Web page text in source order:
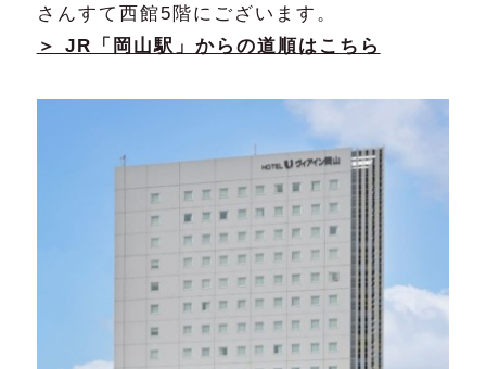
さんすて西館5階にございます。
＞ JR「岡山駅」からの道順はこちら
Member's Page会員ページ
Special offers
Newsお知らせ
よくあるご質問
お問い合わせ
チェック
アウト
12時まで無料延長
（延長は別料金）
宿泊
航空券+宿泊
Check in - check out date
パスワードの再設定